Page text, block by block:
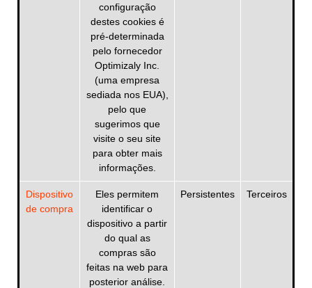
configuração
destes cookies é
pré-determinada
pelo fornecedor
Optimizaly Inc.
(uma empresa
sediada nos EUA),
pelo que
sugerimos que
visite o seu site
para obter mais
informações.
Dispositivo
de compra
Eles permitem
identificar o
dispositivo a partir
do qual as
compras são
feitas na web para
posterior análise.
Persistentes Terceiros